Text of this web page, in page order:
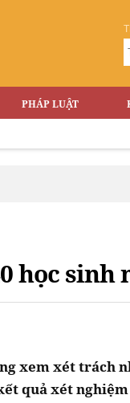
PHÁP LUẬT
học sinh
xem xét trách
quả xét